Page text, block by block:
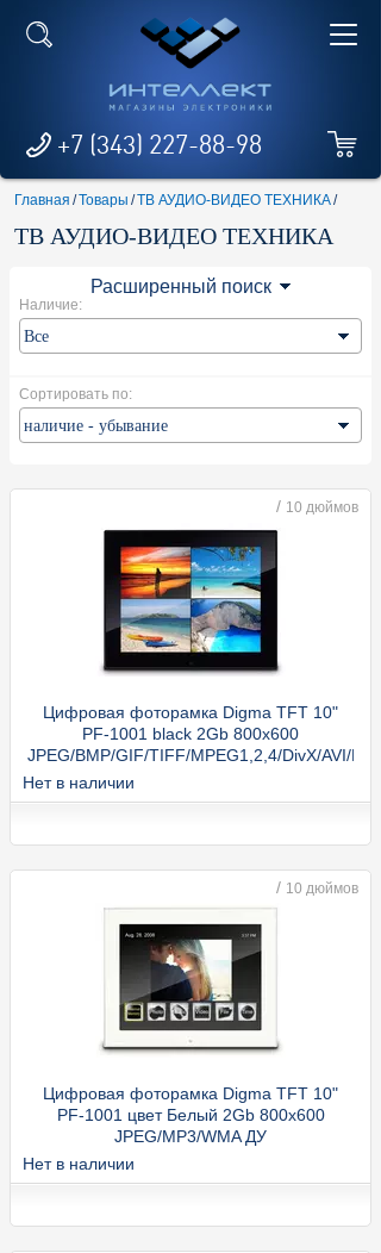
+7 (343) 227-88-98
Главная /Товары /ТВ АУДИО-ВИДЕО ТЕХНИКА/
ТВ АУДИО-ВИДЕО ТЕХНИКА
Расширенный поиск
Наличие:
Сортировать по:
/ 10 дюймов
Цифровая фоторамка Digma TFT 10"
PF-1001 black 2Gb 800x600
JPEG/BMP/GIF/TIFF/MPEG1,2,4/DivX/AVI/MP3
Нет в наличии
/ 10 дюймов
Цифровая фоторамка Digma TFT 10"
PF-1001 цвет Белый 2Gb 800x600
JPEG/MP3/WMA ДУ
Нет в наличии